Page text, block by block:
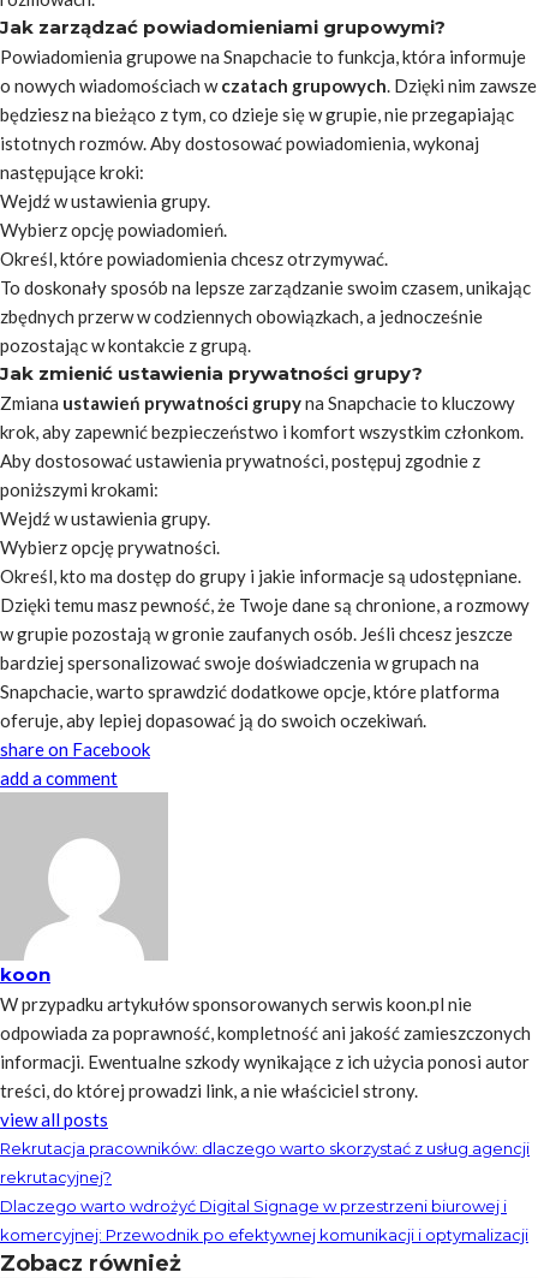
Jak zarządzać powiadomieniami grupowymi?
Powiadomienia grupowe na Snapchacie to funkcja, która informuje
o nowych wiadomościach wczatach grupowych. Dzięki nim zawsze
będziesz na bieżąco z tym, co dzieje się w grupie, nie przegapiając
istotnych rozmów. Aby dostosować powiadomienia, wykonaj
następujące kroki:
Wejdź w ustawienia grupy.
Wybierz opcję powiadomień.
Określ, które powiadomienia chcesz otrzymywać.
To doskonały sposób na lepsze zarządzanie swoim czasem, unikając
zbędnych przerw w codziennych obowiązkach, a jednocześnie
pozostając w kontakcie z grupą.
Jak zmienić ustawienia prywatności grupy?
Zmiana ustawień prywatności grupyna Snapchacie to kluczowy
krok, aby zapewnić bezpieczeństwo i komfort wszystkim członkom.
Aby dostosować ustawienia prywatności, postępuj zgodnie z
poniższymi krokami:
Wejdź w ustawienia grupy.
Wybierz opcję prywatności.
Określ, kto ma dostęp do grupy i jakie informacje są udostępniane.
Dzięki temu masz pewność, że Twoje dane są chronione, a rozmowy
w grupie pozostają w gronie zaufanych osób. Jeśli chcesz jeszcze
bardziej spersonalizować swoje doświadczenia w grupach na
Snapchacie, warto sprawdzić dodatkowe opcje, które platforma
oferuje, aby lepiej dopasować ją do swoich oczekiwań.
share on Facebook
add a comment
koon
W przypadku artykułów sponsorowanych serwis koon.pl nie
odpowiada za poprawność, kompletność ani jakość zamieszczonych
informacji. Ewentualne szkody wynikające z ich użycia ponosi autor
treści, do której prowadzi link, a nie właściciel strony.
view all posts
Rekrutacja pracowników: dlaczego warto skorzystać z usług agencji
rekrutacyjnej?
Dlaczego warto wdrożyć Digital Signage w przestrzeni biurowej i
komercyjnej: Przewodnik po efektywnej komunikacji i optymalizacji
Zobacz również